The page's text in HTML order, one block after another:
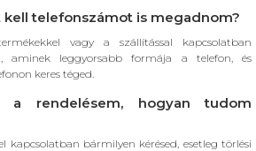
telefonszámot is megadnom?
vagy a szállítással kapcsolatban
aminek leggyorsabb formája a telefon, és
keres téged.
a rendelésem, hogyan tudom
kapcsolatban bármilyen kérésed, esetleg törlési